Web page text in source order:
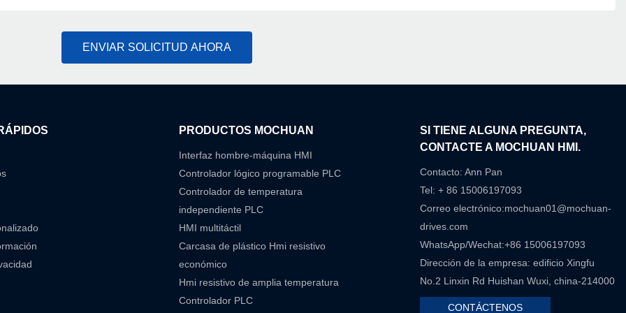
ENVIAR SOLICITUD AHORA
PRODUCTOS MOCHUAN
Interfaz hombre-máquina HMI
Controlador lógico programable PLC
Controlador de temperatura
independiente PLC
HMI multitáctil
Carcasa de plástico Hmi resistivo
económico
Hmi resistivo de amplia temperatura
Controlador PLC
SI TIENE ALGUNA PREGUNTA,
CONTACTE A MOCHUAN HMI.
Contacto: Ann Pan
Tel: + 86 15006197093
Correo electrónico:mochuan01@mochuan-
drives.com
WhatsApp/Wechat:+86 15006197093
Dirección de la empresa: edificio Xingfu
No.2 Linxin Rd Huishan Wuxi, china-214000
CONTÁCTENOS